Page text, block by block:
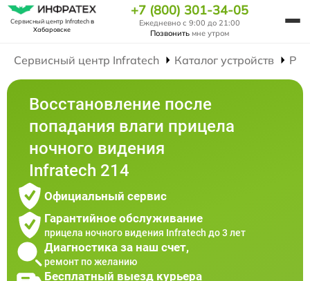
Сервисный центр Infratechв
Хабаровске
+7 (800) 301-34-05
Ежедневно с 9:00 до 21:00
Позвонить мне утром
Сервисный центр Infratech Каталог устройств
Восстановление после
попадания влаги прицела
ночного видения
Infratech 214
Официальный сервис
Гарантийное обслуживание
прицела ночного видения Infratech до 3 лет
Диагностика за наш счет,
ремонт по желанию
Бесплатный выезд курьера